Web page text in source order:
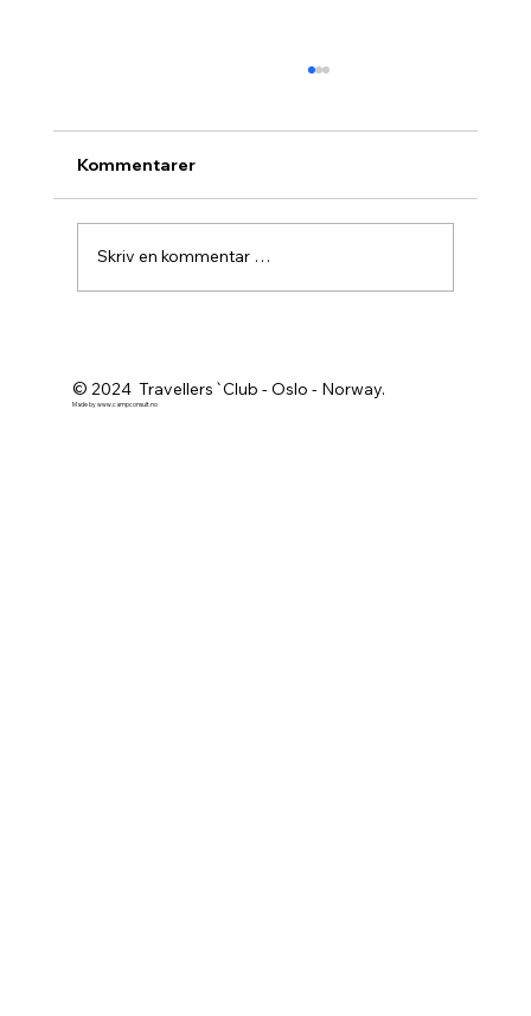
Kommentarer
Skriv en kommentar …
© 2024 Travellers`Club - Oslo - Norway.
Made bywww.campconsult.no